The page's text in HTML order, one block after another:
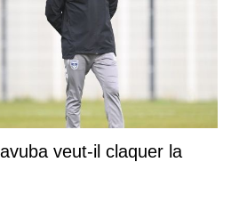
veut-il claquer la